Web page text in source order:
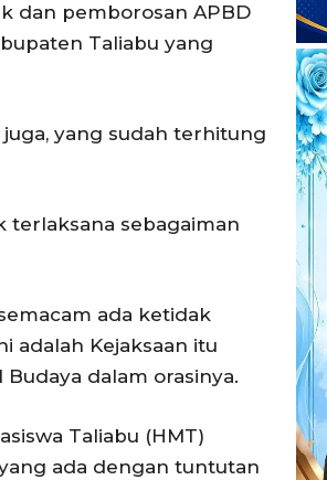
dan pemborosan APBD
Taliabu yang
yang sudah terhitung
sebagaiman
ada ketidak
adalah Kejaksaan itu
dalam orasinya.
Taliabu (HMT)
ada dengan tuntutan